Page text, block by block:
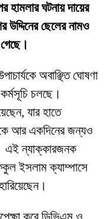
হামলার ঘটনায় দায়ের
উদ্দিনের ছেলের নামও
অবাঞ্ছিত ঘোষণা
চলছে।
যার হাতে
আর একদিনের জন্যও
এই ন্যাক্কারজনক
ইসলাম ক্যাম্পাসে